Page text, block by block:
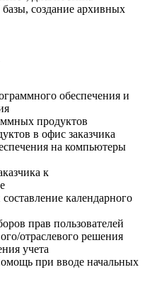
создание архивных
обеспечения и
продуктов
в офис заказчика
на компьютеры
к
календарного
прав пользователей
отраслевого решения
учета
при вводе начальных